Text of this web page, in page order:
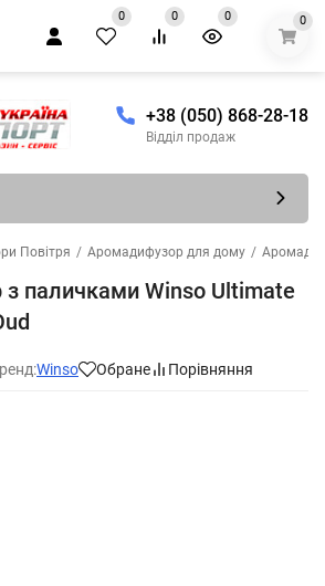
0 0 0 0
+38 (050) 868-28-18
Відділ продаж
Повітря / Аромадифузор для дому /
паличками Winso Ultimate
Winso Обране Порівняння